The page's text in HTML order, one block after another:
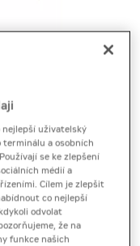
list [0,2 MB]
hmotností přináší
asfaltových
nejlepší uživatelský
terminálu a osobních
se ke zlepšení
médií a
Cílem je zlepšit
co nejlepší
odvolat
že na
funkce našich